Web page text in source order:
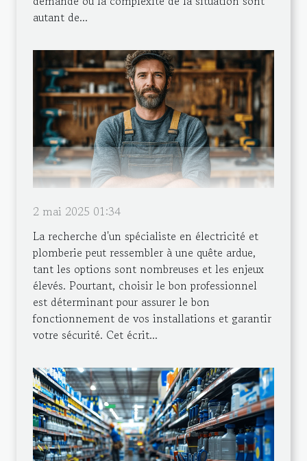
autant de...
2 mai 2025 01:34
La recherche d'un spécialiste en électricité et
plomberie peut ressembler à une quête ardue,
tant les options sont nombreuses et les enjeux
élevés. Pourtant, choisir le bon professionnel
est déterminant pour assurer le bon
fonctionnement de vos installations et garantir
votre sécurité. Cet écrit...